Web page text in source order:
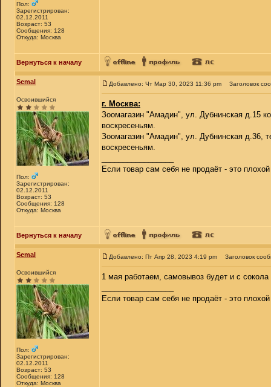
Пол:
Зарегистрирован:
02.12.2011
Возраст: 53
Сообщения: 128
Откуда: Москва
Вернуться к началу
Semal
Освоившийся
Пол:
Зарегистрирован:
02.12.2011
Возраст: 53
Сообщения: 128
Откуда: Москва
Добавлено: Чт Мар 30, 2023 11:36 pm Заголовок
г. Москва:
Зоомагазин "Амадин", ул. Дубнинская д.15
воскресеньям.
Зоомагазин "Амадин", ул. Дубнинская д.36,
воскресеньям.
Если товар сам себя не продаёт - это
Вернуться к началу
Semal
Освоившийся
Пол:
Зарегистрирован:
02.12.2011
Возраст: 53
Сообщения: 128
Откуда: Москва
Добавлено: Пт Апр 28, 2023 4:19 pm Заголовок
1 мая работаем, самовывоз будет и с
Если товар сам себя не продаёт - это